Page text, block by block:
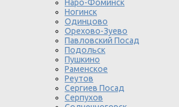
Наро-Фоминск
Ногинск
Одинцово
Орехово-Зуево
Павловский Посад
Подольск
Пушкино
Раменское
Реутов
Сергиев Посад
Серпухов